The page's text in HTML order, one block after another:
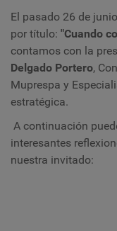
El pasado 26 de
por título: "Cuando
contamos con la
Delgado Portero,
Muprespa y
estratégica.
A continuación
interesantes
nuestra invitado: